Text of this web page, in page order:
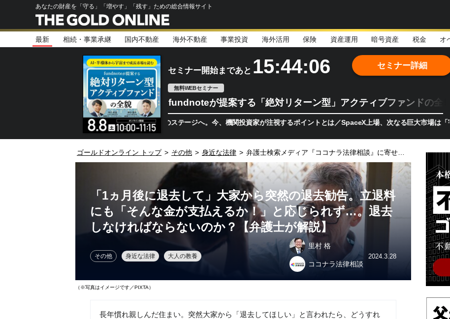
あなたの財産を「守る」「増やす」「残す」ための総合情報サイト
最新 相続・事業承継 国内不動産 海外不動産 事業投資 海外活用 保険 資産運用 暗号資産 税金 オ
セミナー開始まであと 15:44:05
無料WEBセミナー
fundnoteが提案する「絶対リターン型」アクティブファンドの全貌
半導体相場は次のステージへ。今、機関投資家が注視するポイントとは／SpaceX上場、次なる巨大市場は「宇宙!?
セミナー詳細
ゴールドオンライン トップ > その他 > 身近な法律 >
「1ヵ月後に退去して」大家から突然の退去勧告。立退料
にも「そんな金が支払えるか！」と応じられず…。退去
しなければならないのか？【弁護士が解説】
その他 身近な法律 大人の教養
里村 格
ココナラ法律相談
2024.3.28
（※写真はイメージです／PIXTA）
長年慣れ親しんだ住まい。突然大家から「退去してほしい」と言われたら、どうすれ